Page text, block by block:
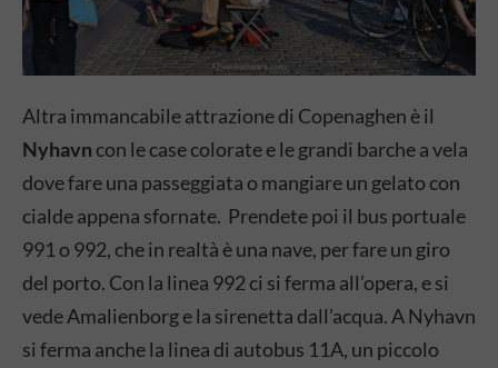
Altra immancabile attrazione di Copenaghen è il
Nyhavn con le case colorate e le grandi barche a vela
dove fare una passeggiata o mangiare un gelato con
cialde appena sfornate. Prendete poi il bus portuale
991 o 992, che in realtà è una nave, per fare un giro
del porto. Con la linea 992 ci si ferma all’opera, e si
vede Amalienborg e la sirenetta dall’acqua. A Nyhavn
si ferma anche la linea di autobus 11A, un piccolo